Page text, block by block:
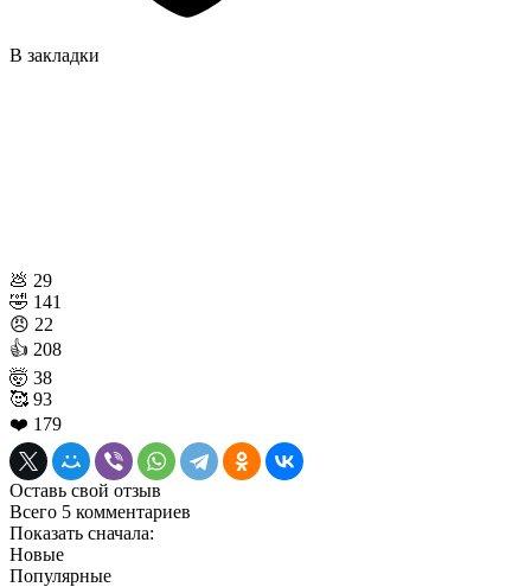
В закладки
💩 29
🤣 141
😠 22
👍 208
🤯 38
🥰 93
❤️ 179
Оставь свой отзыв
Всего 5 комментариев
Показать сначала:
Новые
Популярные